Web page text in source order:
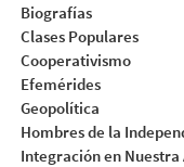
Biografías
Clases Populares
Cooperativismo
Efemérides
Geopolítica
Hombres de la
Integración en Nuestra